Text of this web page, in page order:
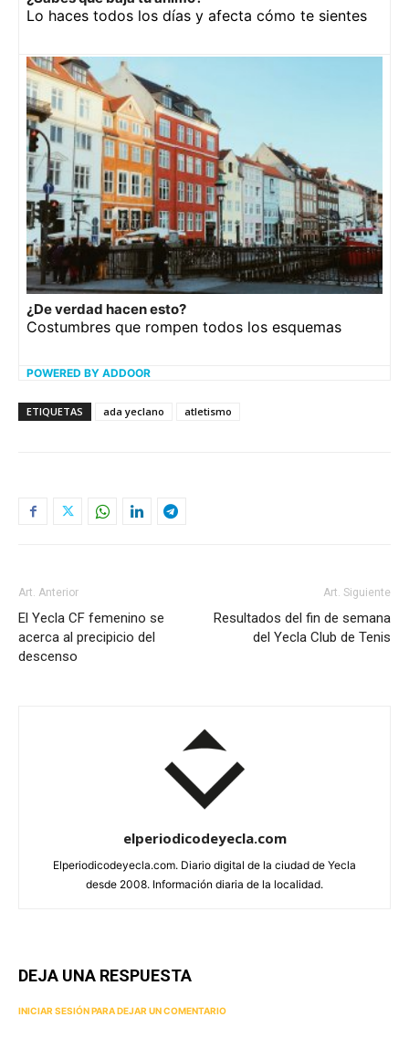
Lo haces todos los días y afecta cómo te sientes
¿De verdad hacen esto?
Costumbres que rompen todos los esquemas
POWERED BY ADDOOR
ETIQUETAS ada yeclano atletismo
Art. Anterior
El Yecla CF femenino se
acerca al precipicio del
descenso
Art. Siguiente
Resultados del fin de semana
del Yecla Club de Tenis
elperiodicodeyecla.com
Elperiodicodeyecla.com. Diario digital de la ciudad de Yecla
desde 2008. Información diaria de la localidad.
DEJA UNA RESPUESTA
INICIAR SESIÓN PARA DEJAR UN COMENTARIO